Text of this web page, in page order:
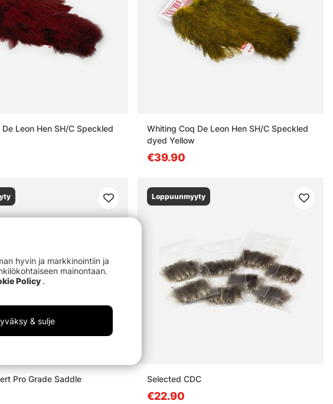
Leon Hen SH/C Speckled
Whiting Coq De Leon Hen SH/C Speckled
dyed Yellow
€39.90
Pro Grade Saddle
Loppuunmyyty
Selected CDC
€22.90
hyvin ja markkinointiin ja
mainontaan.
Policy .
& sulje